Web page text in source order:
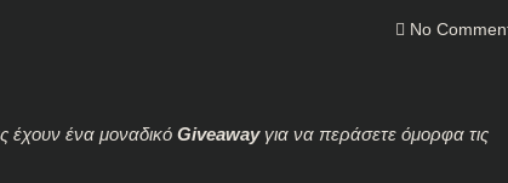
No
έχουν ένα μοναδικό Giveawayγια να περάσετε όμορφα τις